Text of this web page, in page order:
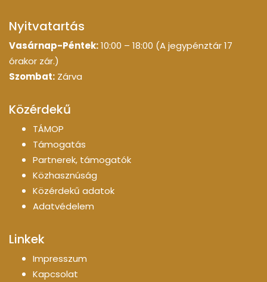
Nyitvatartás
Vasárnap-Péntek:10:00 – 18:00 (A jegypénztár 17
órakor zár.)
Szombat: Zárva
Közérdekű
TÁMOP
Támogatás
Partnerek, támogatók
Közhasznúság
Közérdekű adatok
Adatvédelem
Linkek
Impresszum
Kapcsolat